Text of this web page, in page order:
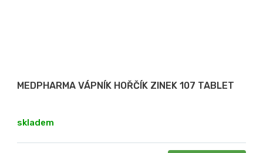
MEDPHARMA VÁPNÍK HOŘČÍK ZINEK 107 TABLET
skladem